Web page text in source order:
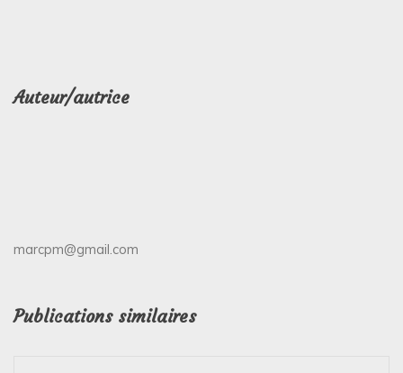
Auteur/autrice
marcpm@gmail.com
Publications similaires